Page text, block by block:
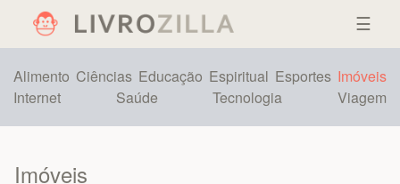
☰
Alimento Ciências Educação Espiritual Esportes Imóveis
Internet
Saúde Tecnologia Viagem
Imóveis